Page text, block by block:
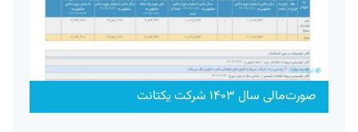
صورت‌مالی سال ۱۴۰۳ شرکت یکتانت